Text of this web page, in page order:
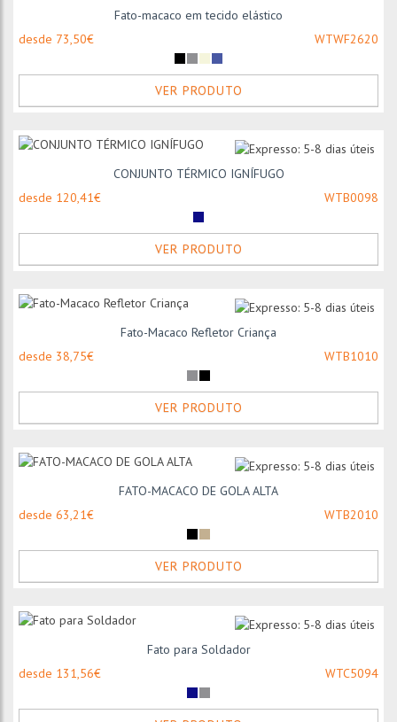
Fato-macaco em tecido elástico
desde 73,50€
WTWF2620
VER PRODUTO
CONJUNTO TÉRMICO IGNÍFUGO
desde 120,41€
WTB0098
VER PRODUTO
Fato-Macaco Refletor Criança
desde 38,75€
WTB1010
VER PRODUTO
FATO-MACACO DE GOLA ALTA
desde 63,21€
WTB2010
VER PRODUTO
Fato para Soldador
desde 131,56€
WTC5094